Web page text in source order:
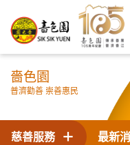
嗇色園
普濟勸善 崇善惠民
最新
慈善服務